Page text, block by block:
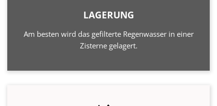
LAGERUNG
Am besten wird das gefilterte Regenwasser in einer
Zisterne gelagert.